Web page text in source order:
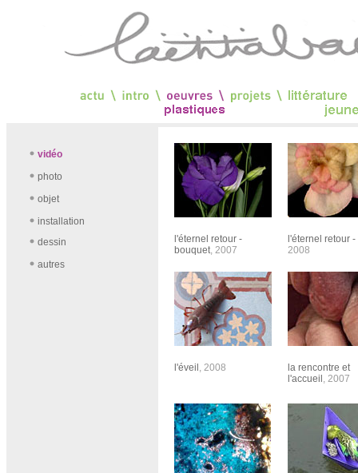
vidéo
photo
objet
installation
dessin
autres
l'éternel retour -
bouquet, 2007
l'éternel retour -
2008
l'éveil , 2008 la rencontre et
l'accueil , 2007